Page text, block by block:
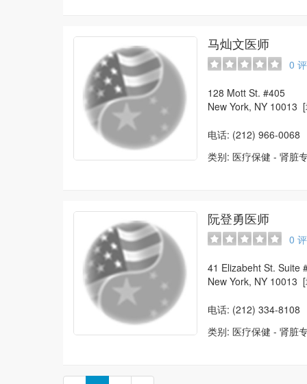
马灿文医师
0
128 Mott St. #405
New York, NY 10013
电话: (212) 966-0068
类别: 医疗保健 - 肾脏
阮登勇医师
0
41 Elizabeht St. Suite
New York, NY 10013
电话: (212) 334-8108
类别: 医疗保健 - 肾脏